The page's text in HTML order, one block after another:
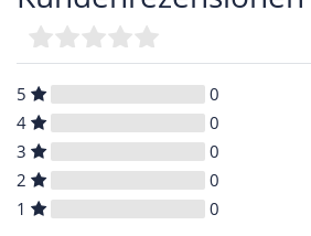
5
0
4
0
3
0
2
0
1
0